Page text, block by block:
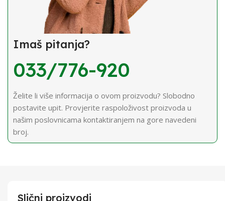
Imaš pitanja?
033/776-920
Želite li više informacija o ovom proizvodu? Slobodno
postavite upit. Provjerite raspoloživost proizvoda u
našim poslovnicama kontaktiranjem na gore navedeni
broj.
Slični proizvodi